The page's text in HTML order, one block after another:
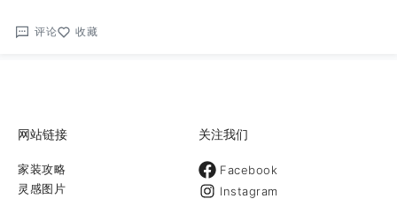
评论 收藏
网站链接
家装攻略
灵感图片
关注我们
Facebook
Instagram